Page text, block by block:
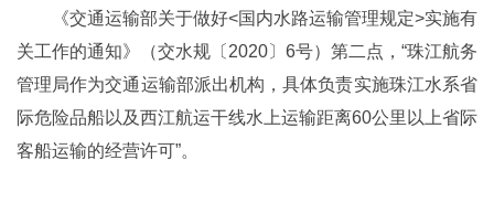
《交通运输部关于做好<国内水路运输管理规定>实施有
关工作的通知》（交水规〔2020〕6号）第二点，“珠江航务
管理局作为交通运输部派出机构，具体负责实施珠江水系省
际危险品船以及西江航运干线水上运输距离60公里以上省际
客船运输的经营许可”。